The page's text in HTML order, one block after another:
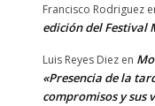
Francisco Rodriguez
edición del Festival
Luis Reyes Diez en
«Presencia de la
compromisos y sus